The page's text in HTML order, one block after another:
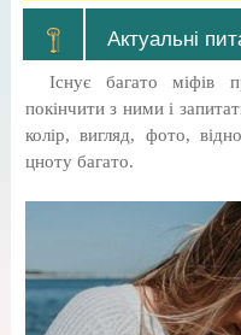
Актуальні
Існує багато міфів
покінчити з ними і
колір, вигляд, фото,
цноту багато.